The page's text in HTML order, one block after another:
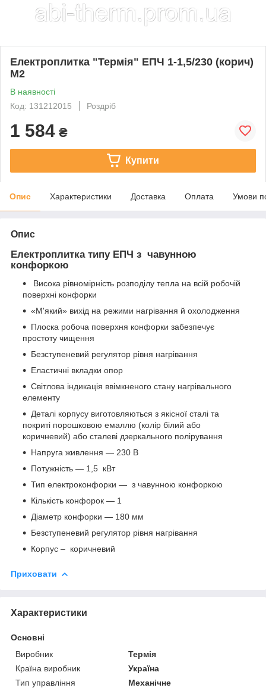
Електроплитка "Термія" ЕПЧ 1-1,5/230 (корич)
М2
В наявності
Код: 131212015
Роздріб
1 584 ₴
Купити
Опис Характеристики Доставка Оплата Умови
Опис
Електроплитка типу ЕПЧ з чавунною
конфоркою
Висока рівномірність розподілу тепла на всій робочій
поверхні конфорки
«М'який» вихід на режими нагрівання й охолодження
Плоска робоча поверхня конфорки забезпечує
простоту чищення
Безступеневий регулятор рівня нагрівання
Еластичні вкладки опор
Світлова індикація ввімкненого стану нагрівального
елементу
Деталі корпусу виготовляються з якісної сталі та
покриті порошковою емаллю (колір білий або
коричневий) або сталеві дзеркального полірування
Напруга живлення — 230 В
Потужність — 1,5 кВт
Тип електроконфорки — з чавунною конфоркою
Кількість конфорок — 1
Діаметр конфорки — 180 мм
Безступеневий регулятор рівня нагрівання
Корпус – коричневий
Приховати
Характеристики
Основні
Виробник
Термія
Країна виробник
Україна
Тип управління
Механічне